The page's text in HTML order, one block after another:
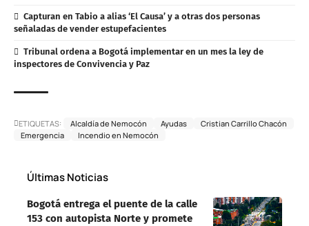
Capturan en Tabio a alias ‘El Causa’ y a otras dos personas
señaladas de vender estupefacientes
Tribunal ordena a Bogotá implementar en un mes la ley de
inspectores de Convivencia y Paz
ETIQUETAS: Alcaldía de Nemocón Ayudas
Cristian Carrillo Chacón
Emergencia
Incendio en Nemocón
Últimas Noticias
Bogotá entrega el puente de la calle
153 con autopista Norte y promete